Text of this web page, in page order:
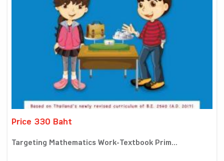
Price 330 Baht
Targeting Mathematics Work-Textbook Prim...